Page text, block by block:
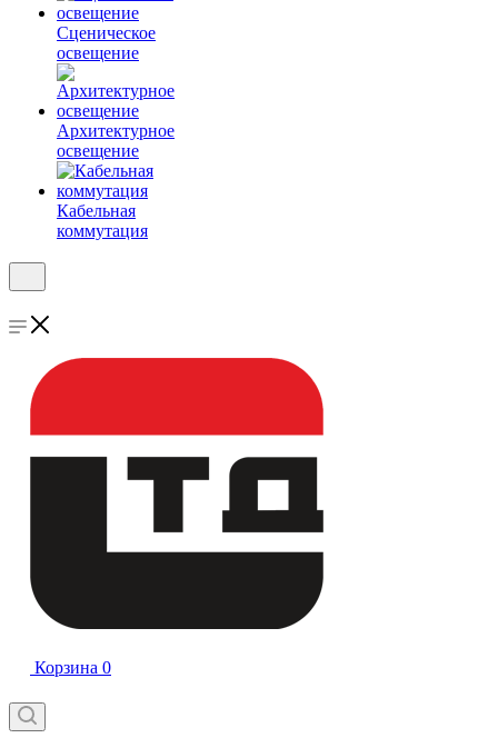
Сценическое
освещение
Архитектурное
освещение
Кабельная
коммутация
Корзина 0